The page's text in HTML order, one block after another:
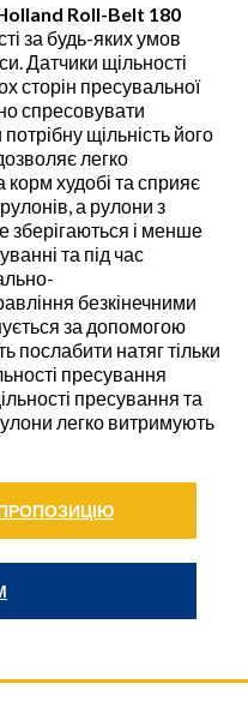
Roll-Belt 180
за будь-яких умов
Датчики щільності
сторін пресувальної
спресовувати
щільність його
легко
худобі та сприяє
а рулони з
і менше
та під час
безкінечними
за допомогою
послабити натяг тільки
пресування
пресування та
легко витримують